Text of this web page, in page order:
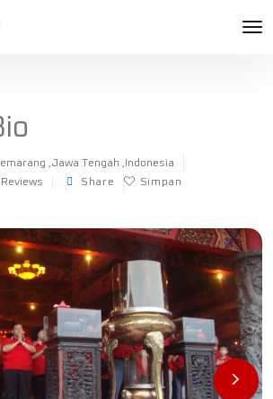
,Jawa Tengah ,Indonesia
Reviews Share Simpan